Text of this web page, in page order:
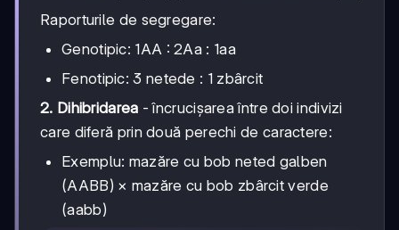
Raporturile de segregare:
Genotipic: 1AA : 2Aa : 1aa
Fenotipic: 3 netede : 1 zbârcit
2. Dihibridarea - încrucișarea între doi indivizi
care diferă prin două perechi de caractere:
Exemplu: mazăre cu bob neted galben
(AABB) × mazăre cu bob zbârcit verde
(aabb)